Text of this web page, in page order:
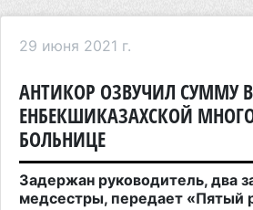
29 июня 2021 г.
АНТИКОР ОЗВУЧИЛ СУММУ
ЕНБЕКШИКАЗАХСКОЙ
БОЛЬНИЦЕ
Задержан руководитель, два
медсестры, передает «Пятый